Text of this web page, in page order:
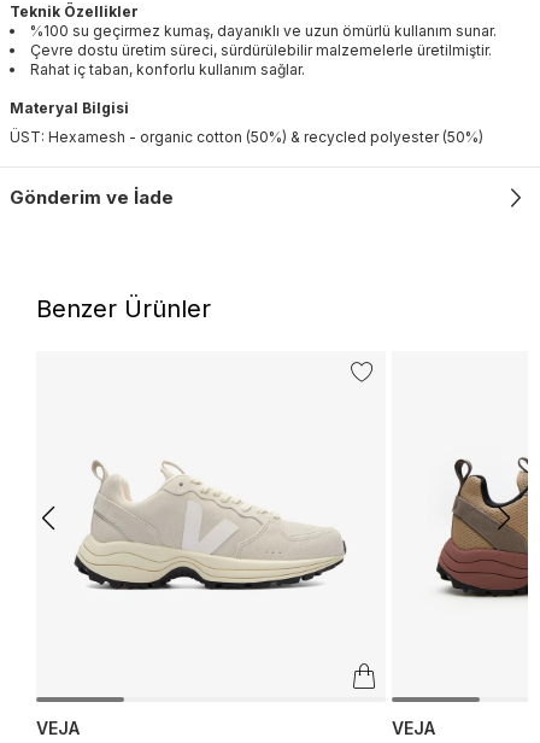
Teknik Özellikler
%100 su geçirmez kumaş, dayanıklı ve uzun ömürlü kullanım sunar.
Çevre dostu üretim süreci, sürdürülebilir malzemelerle üretilmiştir.
Rahat iç taban, konforlu kullanım sağlar.
Materyal Bilgisi
ÜST: Hexamesh - organic cotton (50%) & recycled polyester (50%)
Gönderim ve İade
Benzer Ürünler
VEJA VEJA